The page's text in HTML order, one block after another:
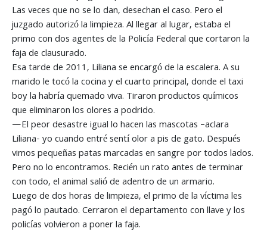
Las veces que no se lo dan, desechan el caso. Pero el
juzgado autorizó la limpieza. Al llegar al lugar, estaba el
primo con dos agentes de la Policía Federal que cortaron la
faja de clausurado.
Esa tarde de 2011, Liliana se encargó de la escalera. A su
marido le tocó la cocina y el cuarto principal, donde el taxi
boy la habría quemado viva. Tiraron productos químicos
que eliminaron los olores a podrido.
—El peor desastre igual lo hacen las mascotas –aclara
Liliana- yo cuando entré sentí olor a pis de gato. Después
vimos pequeñas patas marcadas en sangre por todos lados.
Pero no lo encontramos. Recién un rato antes de terminar
con todo, el animal salió de adentro de un armario.
Luego de dos horas de limpieza, el primo de la víctima les
pagó lo pautado. Cerraron el departamento con llave y los
policías volvieron a poner la faja.